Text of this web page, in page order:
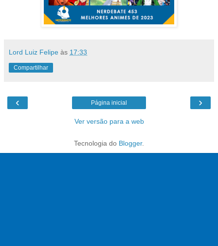
Lord Luiz Felipe às 17:33
Compartilhar
‹ ›
Página inicial
Ver versão para a web
Tecnologia do Blogger.